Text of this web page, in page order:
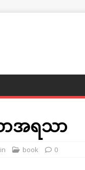
ာအရသာ
book 0